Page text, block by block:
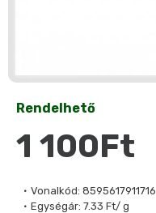
Vonalkód: 8595617911716
Egységár: 7.33 Ft/ g
Rendelhető
1 100Ft